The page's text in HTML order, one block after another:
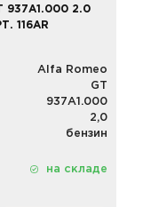
937A1.000 2.0
116AR
Alfa Romeo
GT
937A1.000
2,0
бензин
на складе